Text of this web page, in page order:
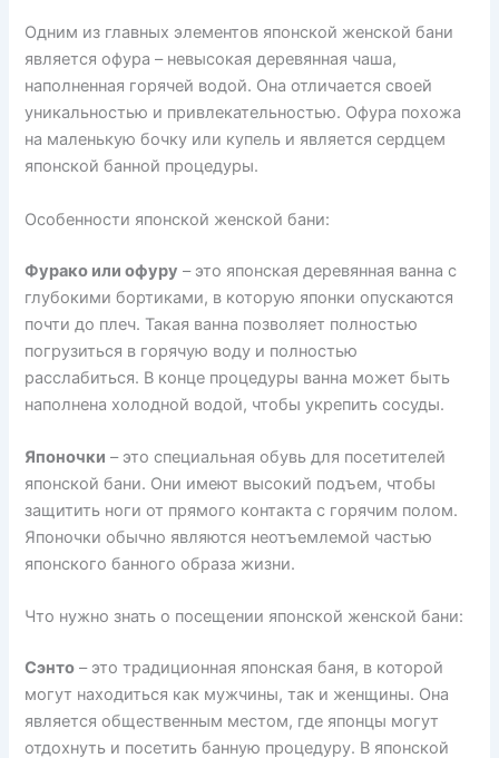
Одним из главных элементов японской женской бани
является офура – невысокая деревянная чаша,
наполненная горячей водой. Она отличается своей
уникальностью и привлекательностью. Офура похожа
на маленькую бочку или купель и является сердцем
японской банной процедуры.
Особенности японской женской бани:
Фурако или офуру – это японская деревянная ванна с
глубокими бортиками, в которую японки опускаются
почти до плеч. Такая ванна позволяет полностью
погрузиться в горячую воду и полностью
расслабиться. В конце процедуры ванна может быть
наполнена холодной водой, чтобы укрепить сосуды.
Японочки – это специальная обувь для посетителей
японской бани. Они имеют высокий подъем, чтобы
защитить ноги от прямого контакта с горячим полом.
Японочки обычно являются неотъемлемой частью
японского банного образа жизни.
Что нужно знать о посещении японской женской бани:
Сэнто – это традиционная японская баня, в которой
могут находиться как мужчины, так и женщины. Она
является общественным местом, где японцы могут
отдохнуть и посетить банную процедуру. В японской